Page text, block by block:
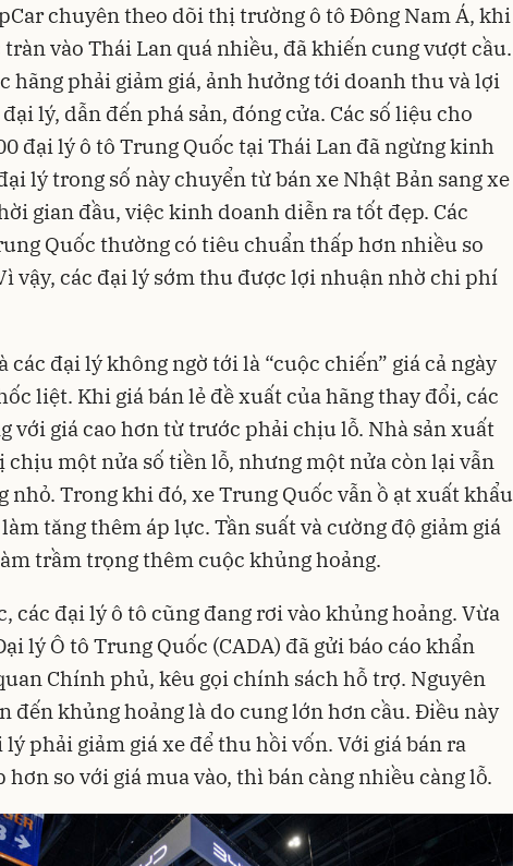
chuyên theo dõi thị trường ô tô Đông Nam Á, khi
vào Thái Lan quá nhiều, đã khiến cung vượt cầu.
hãng phải giảm giá, ảnh hưởng tới doanh thu và lợi
lý, dẫn đến phá sản, đóng cửa. Các số liệu cho
đại lý ô tô Trung Quốc tại Thái Lan đã ngừng kinh
lý trong số này chuyển từ bán xe Nhật Bản sang xe
gian đầu, việc kinh doanh diễn ra tốt đẹp. Các
Quốc thường có tiêu chuẩn thấp hơn nhiều so
vậy, các đại lý sớm thu được lợi nhuận nhờ chi phí
các đại lý không ngờ tới là “cuộc chiến” giá cả ngày
liệt. Khi giá bán lẻ đề xuất của hãng thay đổi, các
với giá cao hơn từ trước phải chịu lỗ. Nhà sản xuất
chịu một nửa số tiền lỗ, nhưng một nửa còn lại vẫn
nhỏ. Trong khi đó, xe Trung Quốc vẫn ồ ạt xuất khẩu
tăng thêm áp lực. Tần suất và cường độ giảm giá
trầm trọng thêm cuộc khủng hoảng.
các đại lý ô tô cũng đang rơi vào khủng hoảng. Vừa
lý Ô tô Trung Quốc (CADA) đã gửi báo cáo khẩn
Chính phủ, kêu gọi chính sách hỗ trợ. Nguyên
đến khủng hoảng là do cung lớn hơn cầu. Điều này
phải giảm giá xe để thu hồi vốn. Với giá bán ra
hơn so với giá mua vào, thì bán càng nhiều càng lỗ.